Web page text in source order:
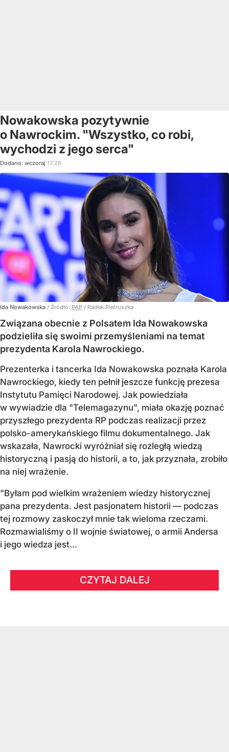
Nowakowska pozytywnie
o Nawrockim. "Wszystko, co robi,
wychodzi z jego serca"
Dodano: wczoraj 17:26
Ida Nowakowska / Źródło: PAP / Radek Pietruszka
Związana obecnie z Polsatem Ida Nowakowska
podzieliła się swoimi przemyśleniami na temat
prezydenta Karola Nawrockiego.
Prezenterka i tancerka Ida Nowakowska poznała Karola
Nawrockiego, kiedy ten pełnił jeszcze funkcję prezesa
Instytutu Pamięci Narodowej. Jak powiedziała
w wywiadzie dla "Telemagazynu", miała okazję poznać
przyszłego prezydenta RP podczas realizacji przez
polsko-amerykańskiego filmu dokumentalnego. Jak
wskazała, Nawrocki wyróżniał się rozległą wiedzą
historyczną i pasją do historii, a to, jak przyznała, zrobiło
na niej wrażenie.
"Byłam pod wielkim wrażeniem wiedzy historycznej
pana prezydenta. Jest pasjonatem historii — podczas
tej rozmowy zaskoczył mnie tak wieloma rzeczami.
Rozmawialiśmy o II wojnie światowej, o armii Andersa
i jego wiedza jest...
CZYTAJ DALEJ